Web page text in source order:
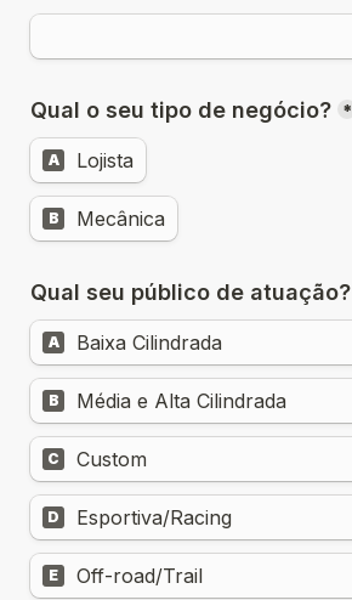
Qual o seu tipo de negócio? *
A Lojista
B Mecânica
Qual seu público de atuação?
A Baixa Cilindrada
B Média e Alta Cilindrada
C Custom
D Esportiva/Racing
E Off-road/Trail